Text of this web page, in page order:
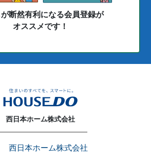
断然有利になる会員登録が
オススメです！
西日本ホーム株式会社
西日本ホーム株式会社